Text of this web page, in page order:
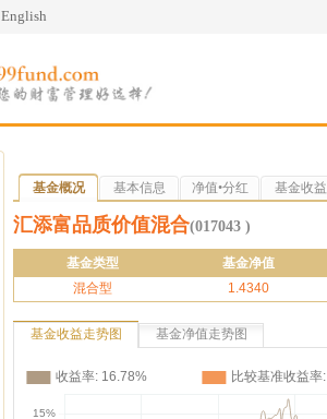
English
基金概况 基本信息 净值•分红 基金收益
汇添富品质价值混合(017043 )
基金类型 基金净值
混合型
1.4340
基金收益走势图 基金净值走势图